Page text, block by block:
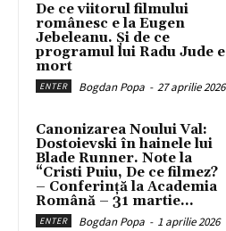
De ce viitorul filmului
românesc e la Eugen
Jebeleanu. Și de ce
programul lui Radu Jude e
mort
ENTER Bogdan Popa - 27 aprilie 2026
Canonizarea Noului Val:
Dostoievski în hainele lui
Blade Runner. Note la
“Cristi Puiu, De ce filmez?
– Conferință la Academia
Română – 31 martie...
ENTER Bogdan Popa - 1 aprilie 2026